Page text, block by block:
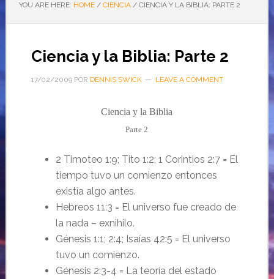
YOU ARE HERE: HOME / CIENCIA /CIENCIA Y LA BIBLIA: PARTE 2
Ciencia y la Biblia: Parte 2
17/02/2009POR DENNIS SWICK LEAVE A COMMENT
Ciencia y la Biblia
Parte 2
2 Timoteo 1:9; Tito 1:2; 1 Corintios 2:7 = El
tiempo tuvo un comienzo entonces
existía algo antes.
Hebreos 11:3 = El universo fue creado de
la nada – exnihilo.
Génesis 1:1; 2:4; Isaías 42:5 = El universo
tuvo un comienzo.
Génesis 2:3-4 = La teoría del estado